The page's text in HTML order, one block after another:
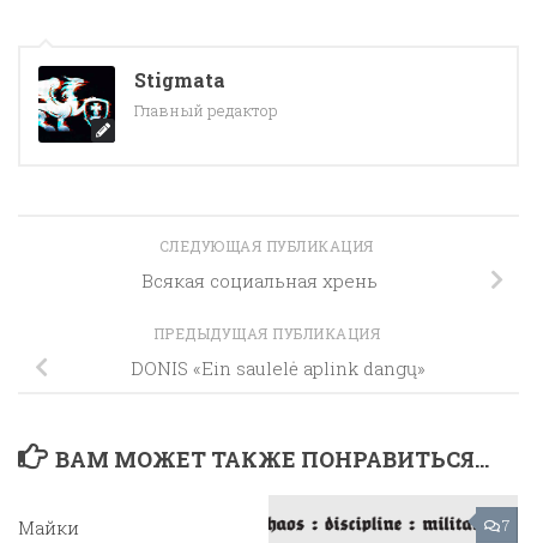
Stigmata
Главный редактор
СЛЕДУЮЩАЯ ПУБЛИКАЦИЯ
Всякая социальная хрень
ПРЕДЫДУЩАЯ ПУБЛИКАЦИЯ
DONIS «Ein saulelė aplink dangų»
ВАМ МОЖЕТ ТАКЖЕ ПОНРАВИТЬСЯ...
Майки 7